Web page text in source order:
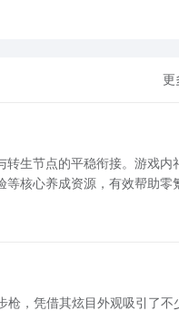
更
转生节点的平稳衔接。游戏内
等核心养成资源，有效帮助零
枪，凭借其炫目外观吸引了不